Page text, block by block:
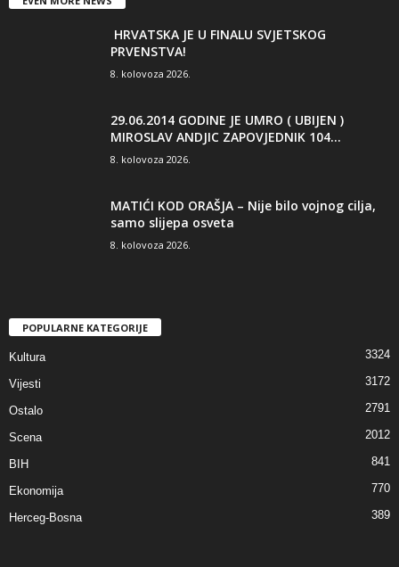
HRVATSKA JE U FINALU SVJETSKOG
PRVENSTVA!
8. kolovoza 2026.
29.06.2014 GODINE JE UMRO ( UBIJEN )
MIROSLAV ANDJIC ZAPOVJEDNIK 104...
8. kolovoza 2026.
MATIĆI KOD ORAŠJA – Nije bilo vojnog cilja,
samo slijepa osveta
8. kolovoza 2026.
POPULARNE KATEGORIJE
Kultura 3324
Vijesti 3172
Ostalo 2791
Scena 2012
BIH 841
Ekonomija 770
Herceg-Bosna 389